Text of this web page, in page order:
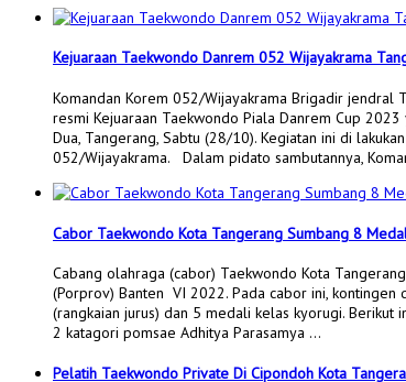
Kejuaraan Taekwondo Danrem 052 Wijayakrama
Komandan Korem 052/Wijayakrama Brigadir jendral
resmi Kejuaraan Taekwondo Piala Danrem Cup
Dua, Tangerang, Sabtu (28/10). Kegiatan ini di
052/Wijayakrama. Dalam pidato sambutannya,
Cabor Taekwondo Kota Tangerang Sumbang 8
Cabang olahraga (cabor) Taekwondo Kota
(Porprov) Banten VI 2022. Pada cabor ini,
(rangkaian jurus) dan 5 medali kelas kyorugi.
2 katagori pomsae Adhitya Parasamya …
Pelatih Taekwondo Private Di Cipondoh Kota